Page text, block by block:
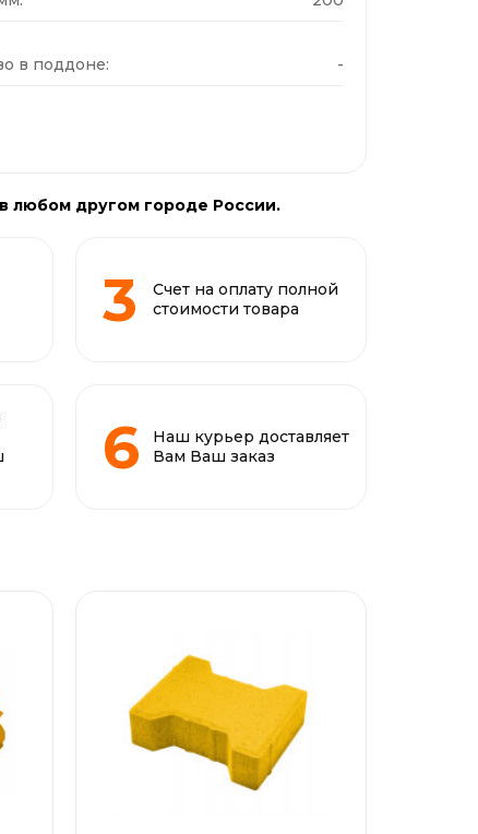
в поддоне: -
любом другом городе России.
Счет на оплату полной
стоимости товара
Наш курьер доставляет
Вам Ваш заказ